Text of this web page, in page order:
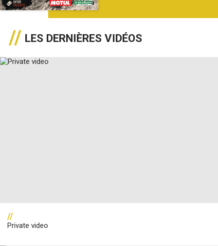
LES DERNIÈRES VIDÉOS
//
Private video